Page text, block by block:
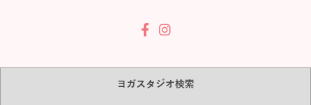
ヨガスタジオ検索